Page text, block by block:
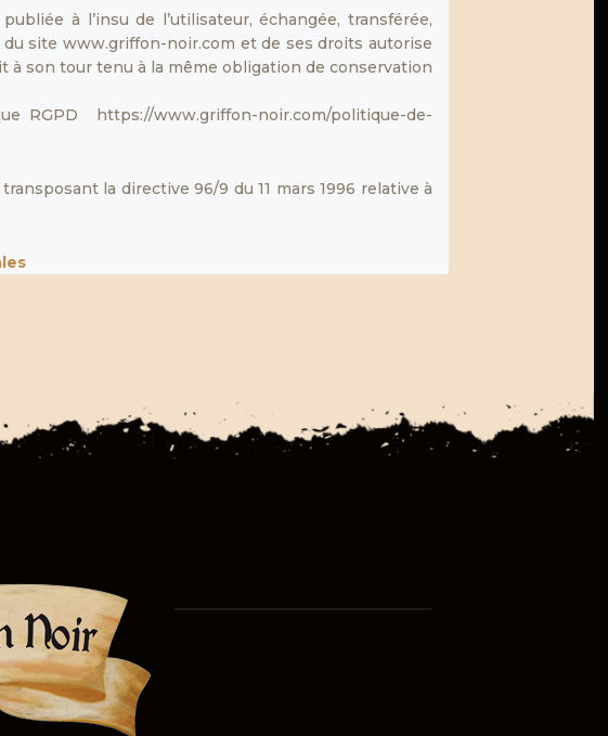
à l’insu de l’utilisateur, échangée, transférée,
site www.griffon-noir.com et de ses droits autorise
à son tour tenu à la même obligation de conservation
RGPD https://www.griffon-noir.com/politique-de-
la directive 96/9 du 11 mars 1996 relative à